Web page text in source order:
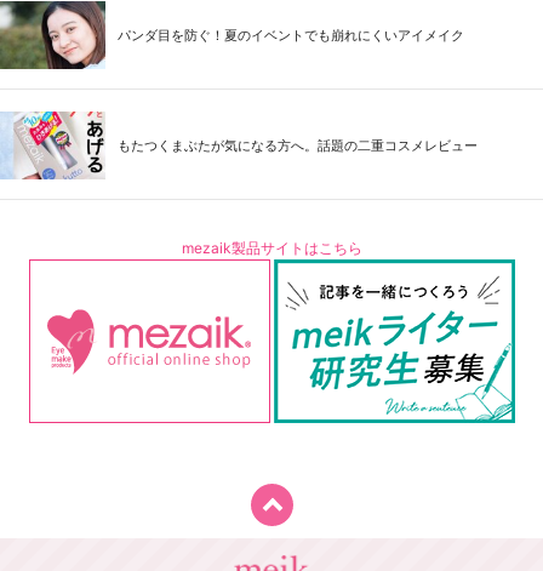
パンダ目を防ぐ！夏のイベントでも崩れにくいアイメイク
もたつくまぶたが気になる方へ。話題の二重コスメレビュー
mezaik製品サイトはこちら